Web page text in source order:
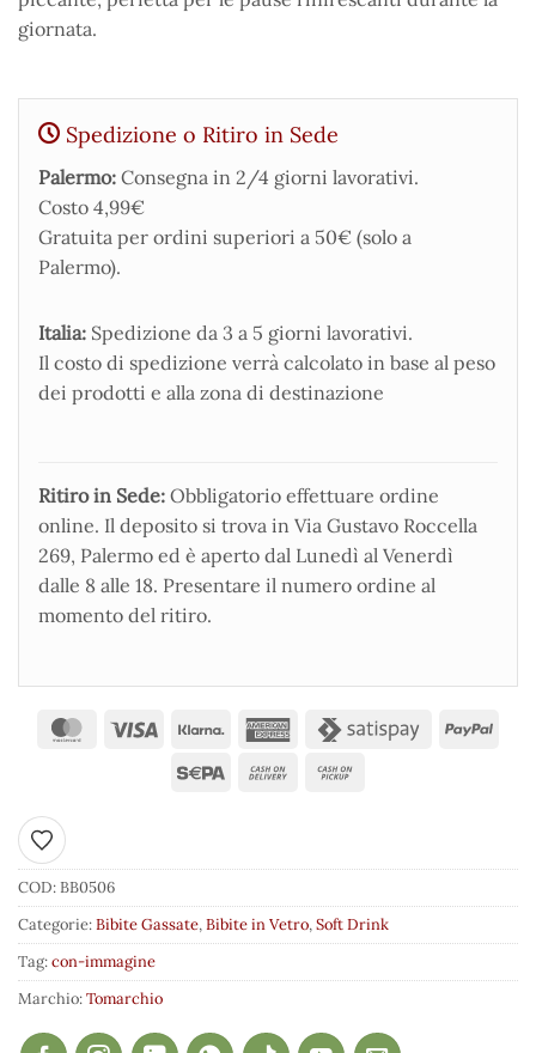
giornata.
Spedizione o Ritiro in Sede
Palermo: Consegna in 2/4 giorni lavorativi.
Costo 4,99€
Gratuita per ordini superiori a 50€ (solo a
Palermo).
Italia: Spedizione da 3 a 5 giorni lavorativi.
Il costo di spedizione verrà calcolato in base al peso
dei prodotti e alla zona di destinazione
Ritiro in Sede: Obbligatorio effettuare ordine
online. Il deposito si trova in Via Gustavo Roccella
269, Palermo ed è aperto dal Lunedì al Venerdì
dalle 8 alle 18. Presentare il numero ordine al
momento del ritiro.
Aggiungi ai preferiti
COD:BB0506
Categorie:Bibite Gassate,Bibite in Vetro,Soft Drink
Tag:con-immagine
Marchio:Tomarchio